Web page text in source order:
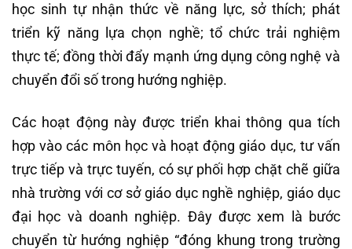
học sinh tự nhận thức về năng lực, sở thích; phát
triển kỹ năng lựa chọn nghề; tổ chức trải nghiệm
thực tế; đồng thời đẩy mạnh ứng dụng công nghệ và
chuyển đổi số trong hướng nghiệp.
Các hoạt động này được triển khai thông qua tích
hợp vào các môn học và hoạt động giáo dục, tư vấn
trực tiếp và trực tuyến, có sự phối hợp chặt chẽ giữa
nhà trường với cơ sở giáo dục nghề nghiệp, giáo dục
đại học và doanh nghiệp. Đây được xem là bước
chuyển từ hướng nghiệp “đóng khung trong trường